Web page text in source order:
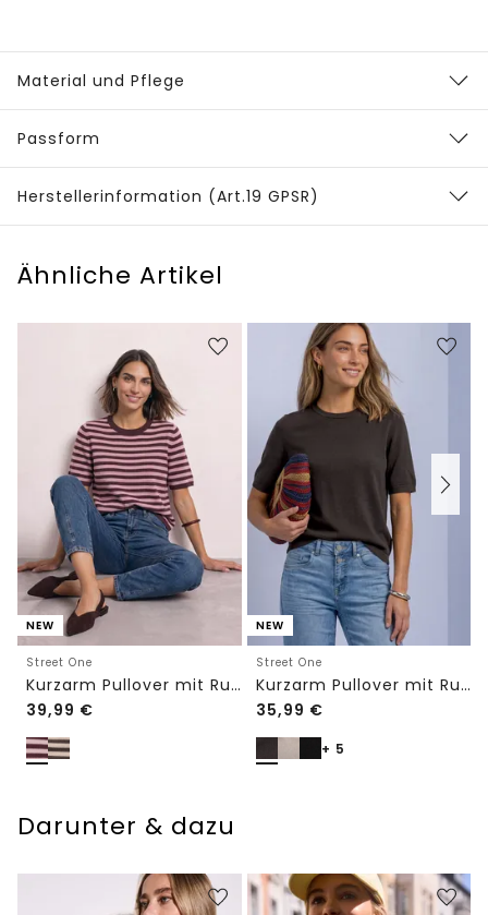
Material und Pflege
Passform
Herstellerinformation (Art.19 GPSR)
Ähnliche Artikel
NEW
Street One
Kurzarm Pullover mit Rundhals und Streifen
39,99 €
NEW
Street One
Kurzarm Pullover mit Rundhals in Unifarbe
35,99 €
+ 5
Darunter & dazu